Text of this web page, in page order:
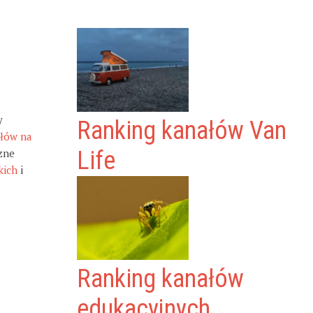
na
i
Ranking kanałów Van
Life
Ranking kanałów